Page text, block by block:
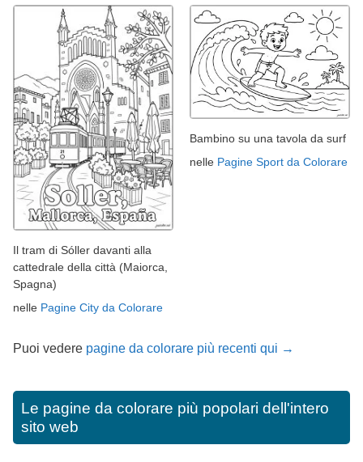
Il tram di Sóller davanti alla
cattedrale della città (Maiorca,
Spagna)
nelle Pagine City da Colorare
Bambino su una tavola da surf
nelle Pagine Sport da Colorare
Puoi vedere pagine da colorare più recenti qui →
Le pagine da colorare più popolari dell'intero
sito web